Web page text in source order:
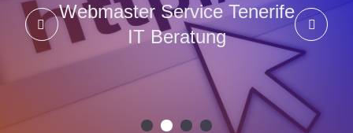
Webmaster Service Tenerife
IT Beratung